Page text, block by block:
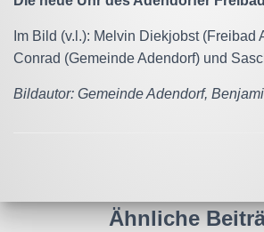
Im Bild (v.l.): Melvin Diekjobst (Freibad
Conrad (Gemeinde Adendorf) und
Bildautor: Gemeinde Adendorf,
Ähnliche